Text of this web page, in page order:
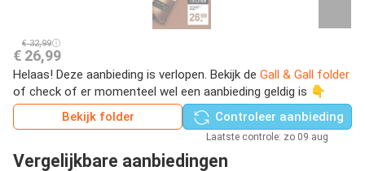
€ 32,99
€ 26,99
Helaas! Deze aanbieding is verlopen. Bekijk de Gall & Gall folder
of check of er momenteel wel een aanbieding geldig is 👇
Bekijk folder
Controleer aanbieding
Laatste controle: zo 09 aug
Vergelijkbare aanbiedingen